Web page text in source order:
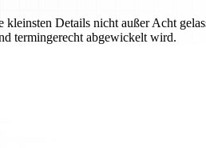
Details nicht außer Acht
termingerecht abgewickelt wird.